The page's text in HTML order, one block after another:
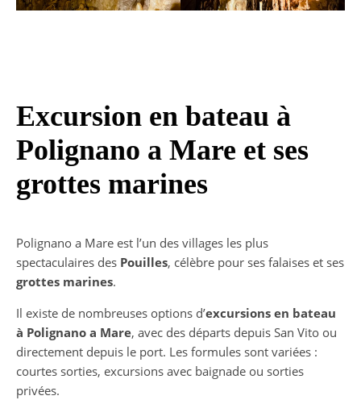
Excursion en bateau à
Polignano a Mare et ses
grottes marines
Polignano a Mare est l’un des villages les plus
spectaculaires des Pouilles, célèbre pour ses falaises et ses
grottes marines.
Il existe de nombreuses options d’excursions en bateau
à Polignano a Mare, avec des départs depuis San Vito ou
directement depuis le port. Les formules sont variées :
courtes sorties, excursions avec baignade ou sorties
privées.